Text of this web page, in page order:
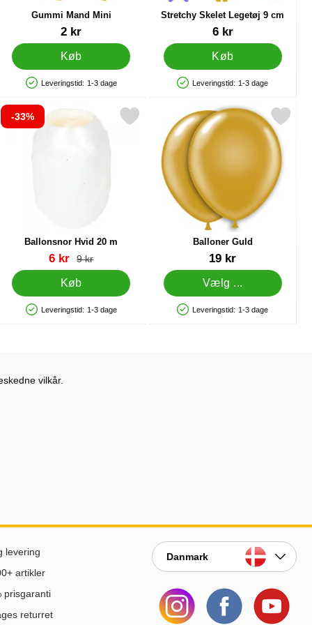
Gummi Mand Mini
2 kr
Køb
Produkttilgængelighed: På lager
Leveringstid: 1-3 dage
Stretchy Skelet Legetøj 9 cm
6 kr
Køb
Produkttilgængelighed: På lager
Leveringstid: 1-3 dage
favorit
-33%
Ballonsnor Hvid 20 m
Varenr 20394pris
6 kr pris
9 kr
Køb
Produkttilgængelighed: På lager
Leveringstid: 1-3 dage
Markér ballonsnor Hvid 20 m som favorit
Balloner Guld
19 kr
Vælg ...
Produkttilgængelighed: På lager
Leveringstid: 1-3 dage
Markér balloner Guld
vilkår.
levering
artikler
prisgaranti
returret
Danmark